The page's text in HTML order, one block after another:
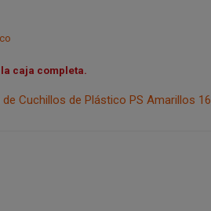
la caja completa.
Cuchillos de Plástico PS Amarillos